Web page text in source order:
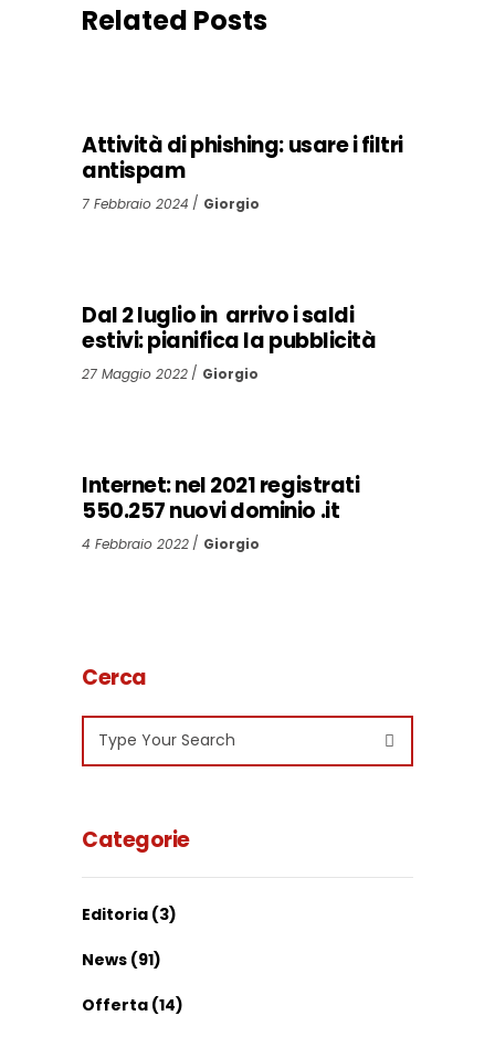
Related Posts
Attività di phishing: usare i filtri
antispam
7 Febbraio 2024 Giorgio
Dal 2 luglio in arrivo i saldi
estivi: pianifica la pubblicità
27 Maggio 2022 Giorgio
Internet: nel 2021 registrati
550.257 nuovi dominio .it
4 Febbraio 2022 Giorgio
Cerca
Search
for:
Categorie
Editoria (3)
News (91)
Offerta (14)